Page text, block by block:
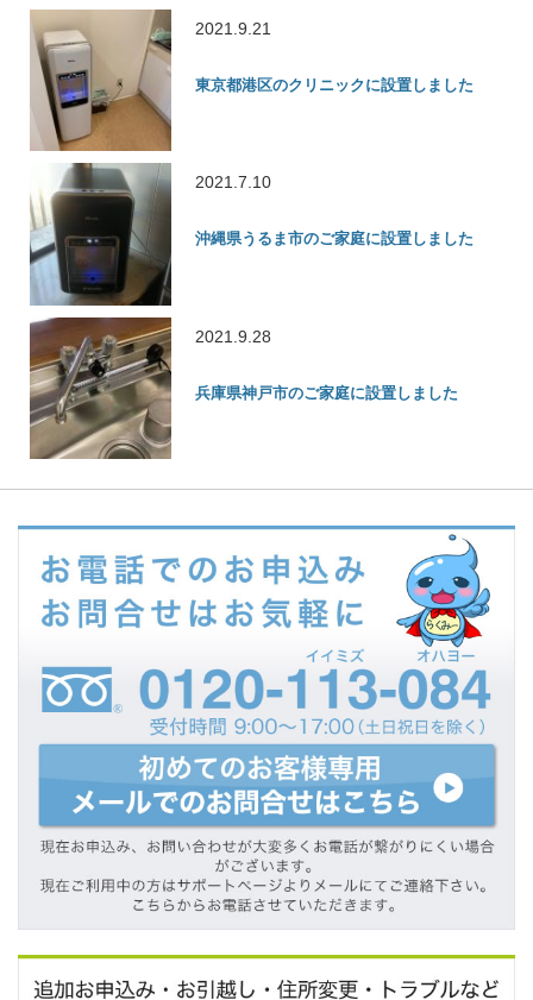
2021.9.21
東京都港区のクリニックに設置しました
2021.7.10
沖縄県うるま市のご家庭に設置しました
2021.9.28
兵庫県神戸市のご家庭に設置しました